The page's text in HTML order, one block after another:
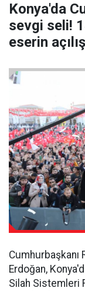
Konya'da
sevgi seli!
eserin
Cumhurbaşkanı
Erdoğan,
Silah Sistemleri